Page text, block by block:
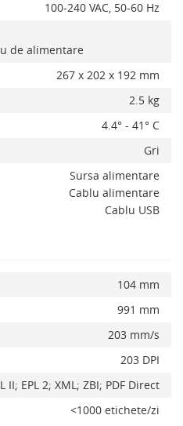
100-240 VAC, 50-60 Hz
de alimentare
267 x 202 x 192 mm
2.5 kg
4.4° - 41° C
Gri
Sursa alimentare
Cablu alimentare
Cablu USB
104 mm
991 mm
203 mm/s
203 DPI
II; EPL 2; XML; ZBI; PDF Direct
<1000 etichete/zi